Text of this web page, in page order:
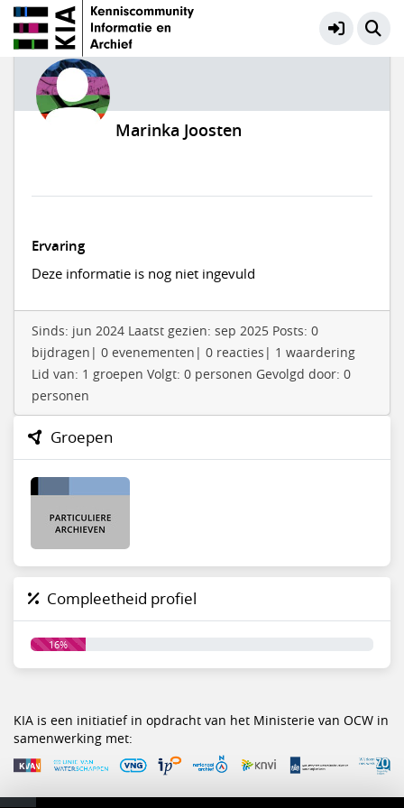
Marinka Joosten
Ervaring
Deze informatie is nog niet ingevuld
Sinds: jun 2024 Laatst gezien: sep 2025 Posts: 0
bijdragen| 0 evenementen| 0 reacties| 1 waardering
Lid van: 1 groepen Volgt: 0 personen Gevolgd door: 0
personen
Groepen
Compleetheid profiel
16%
KIA is een initiatief in opdracht van het Ministerie van OCW in
samenwerking met: